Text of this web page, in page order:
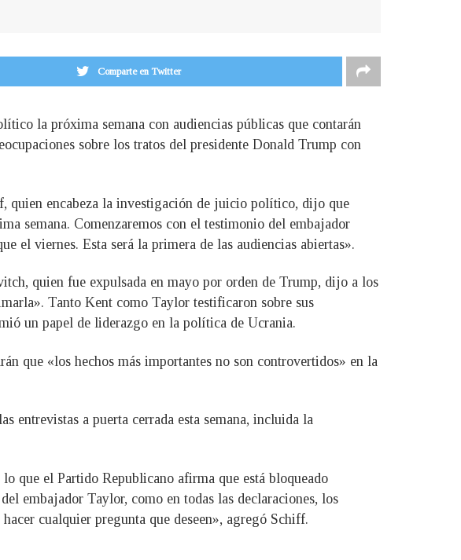
Comparte en Twitter
la próxima semana con audiencias públicas que contarán
sobre los tratos del presidente Donald Trump con
quien encabeza la investigación de juicio político, dijo que
semana. Comenzaremos con el testimonio del embajador
el viernes. Esta será la primera de las audiencias abiertas».
quien fue expulsada en mayo por orden de Trump, dijo a los
Tanto Kent como Taylor testificaron sobre sus
un papel de liderazgo en la política de Ucrania.
que «los hechos más importantes no son controvertidos» en la
entrevistas a puerta cerrada esta semana, incluida la
que el Partido Republicano afirma que está bloqueado
embajador Taylor, como en todas las declaraciones, los
cualquier pregunta que deseen», agregó Schiff.